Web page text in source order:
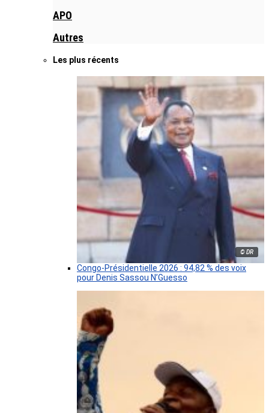
APO
Autres
Les plus récents
© DR
Congo-Présidentielle 2026 : 94,82 % des voix
pour Denis Sassou N’Guesso